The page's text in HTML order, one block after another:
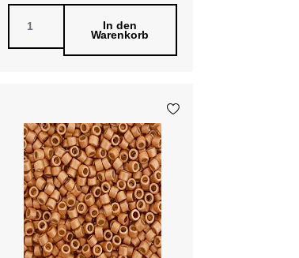
In den
Warenkorb